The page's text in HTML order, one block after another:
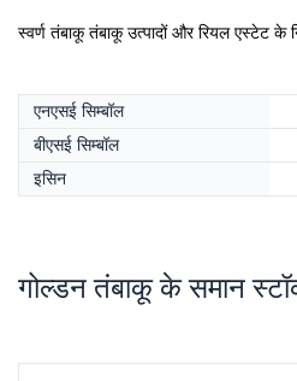
स्वर्ण तंबाकू तंबाकू उत्पादों और रियल एस्टेट के
एनएसई सिम्बॉल
बीएसई सिम्बॉल
इसिन
गोल्डन तंबाकू के समान